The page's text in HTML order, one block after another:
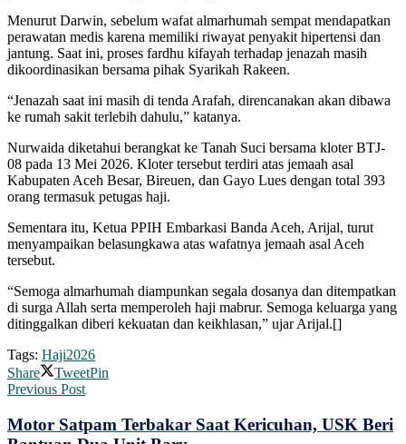
Menurut Darwin, sebelum wafat almarhumah sempat mendapatkan
perawatan medis karena memiliki riwayat penyakit hipertensi dan
jantung. Saat ini, proses fardhu kifayah terhadap jenazah masih
dikoordinasikan bersama pihak Syarikah Rakeen.
“Jenazah saat ini masih di tenda Arafah, direncanakan akan dibawa
ke rumah sakit terlebih dahulu,” katanya.
Nurwaida diketahui berangkat ke Tanah Suci bersama kloter BTJ-
08 pada 13 Mei 2026. Kloter tersebut terdiri atas jemaah asal
Kabupaten Aceh Besar, Bireuen, dan Gayo Lues dengan total 393
orang termasuk petugas haji.
Sementara itu, Ketua PPIH Embarkasi Banda Aceh, Arijal, turut
menyampaikan belasungkawa atas wafatnya jemaah asal Aceh
tersebut.
“Semoga almarhumah diampunkan segala dosanya dan ditempatkan
di surga Allah serta memperoleh haji mabrur. Semoga keluarga yang
ditinggalkan diberi kekuatan dan keikhlasan,” ujar Arijal.[]
Tags: Haji2026
Share
TweetPin
Previous Post
Motor Satpam Terbakar Saat Kericuhan, USK Beri